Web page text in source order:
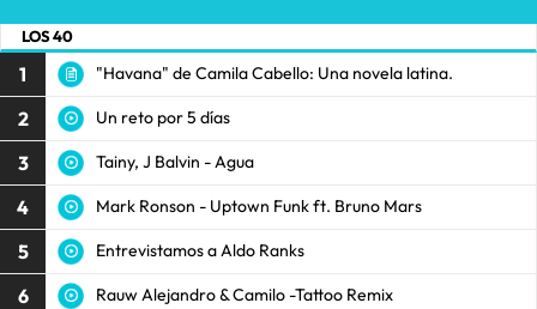
LOS 40
1 "Havana" de Camila Cabello: Una novela latina.
2 Un reto por 5 días
3 Tainy, J Balvin - Agua
4 Mark Ronson - Uptown Funk ft. Bruno Mars
5 Entrevistamos a Aldo Ranks
6 Rauw Alejandro & Camilo -Tattoo Remix